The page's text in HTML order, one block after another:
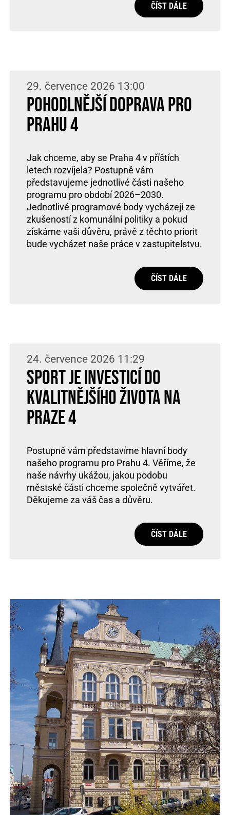
ČÍST DÁLE
29. července 2026 13:00
Pohodlnější doprava pro
Prahu 4
Jak chceme, aby se Praha 4 v příštích
letech rozvíjela? Postupně vám
představujeme jednotlivé části našeho
programu pro období 2026–2030.
Jednotlivé programové body vycházejí ze
zkušeností z komunální politiky a pokud
získáme vaši důvěru, právě z těchto priorit
bude vycházet naše práce v zastupitelstvu.
ČÍST DÁLE
24. července 2026 11:29
Sport je investicí do
kvalitnějšího života na
Praze 4
Postupně vám představíme hlavní body
našeho programu pro Prahu 4. Věříme, že
naše návrhy ukážou, jakou podobu
městské části chceme společně vytvářet.
Děkujeme za váš čas a důvěru.
ČÍST DÁLE